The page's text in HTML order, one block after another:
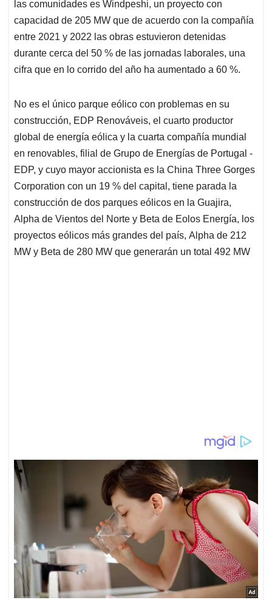
las comunidades es Windpeshi, un proyecto con
capacidad de 205 MW que de acuerdo con la compañía
entre 2021 y 2022 las obras estuvieron detenidas
durante cerca del 50 % de las jornadas laborales, una
cifra que en lo corrido del año ha aumentado a 60 %.
No es el único parque eólico con problemas en su
construcción, EDP Renováveis, el cuarto productor
global de energía eólica y la cuarta compañía mundial
en renovables, filial de Grupo de Energías de Portugal -
EDP, y cuyo mayor accionista es la China Three Gorges
Corporation con un 19 % del capital, tiene parada la
construcción de dos parques eólicos en la Guajira,
Alpha de Vientos del Norte y Beta de Eolos Energía, los
proyectos eólicos más grandes del país, Alpha de 212
MW y Beta de 280 MW que generarán un total 492 MW